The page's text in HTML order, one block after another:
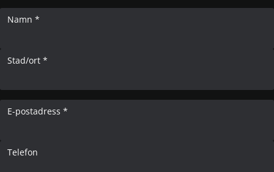
Namn *
Stad/ort *
E-postadress *
Telefon